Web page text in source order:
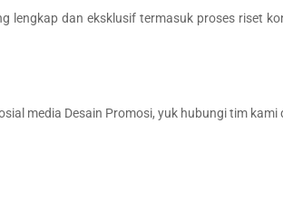
lengkap dan eksklusif termasuk proses riset
media Desain Promosi, yuk hubungi tim kami